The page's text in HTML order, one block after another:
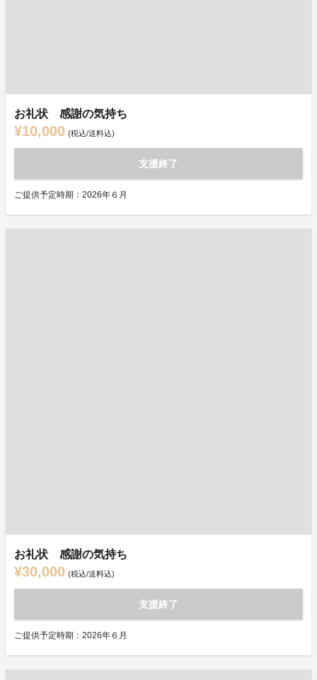
お礼状 感謝の気持ち
¥10,000 (税込/送料込)
支援終了
ご提供予定時期：2026年６月
お礼状 感謝の気持ち
¥30,000 (税込/送料込)
支援終了
ご提供予定時期：2026年６月